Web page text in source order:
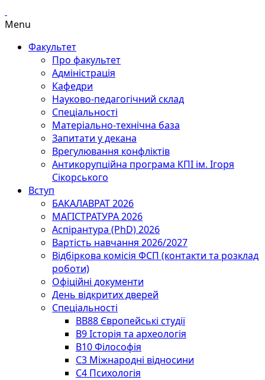
Menu
Факультет
Про факультет
Адміністрація
Кафедри
Науково-педагогічний склад
Спеціальності
Матеріально-технічна база
Запитати у декана
Врегулювання конфліктів
Антикорупційна програма КПІ ім. Ігоря
Сікорського
Вступ
БАКАЛАВРАТ 2026
МАГІСТРАТУРА 2026
Аспірантура (PhD) 2026
Вартість навчання 2026/2027
Відбіркова комісія ФСП (контакти та розклад
роботи)
Офіційні документи
День відкритих дверей
Спеціальності
BВ88 Європейські студії
B9 Історія та археологія
B10 Філософія
C3 Міжнародні відносини
C4 Психологія